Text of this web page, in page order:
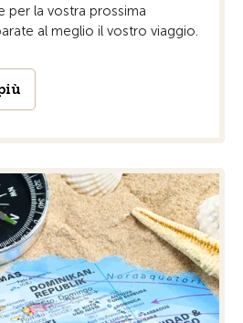
per la vostra prossima
al meglio il vostro viaggio.